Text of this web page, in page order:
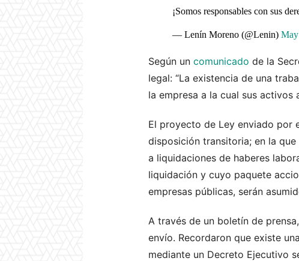
¡Somos responsables con sus
— Lenín Moreno (@Lenin) May
Según un comunicado de la
legal: “La existencia de una
la empresa a la cual sus activos
El proyecto de Ley enviado por
disposición transitoria; en la
a liquidaciones de haberes
liquidación y cuyo paquete
empresas públicas, serán
A través de un boletín de
envío. Recordaron que existe
mediante un Decreto Ejecutivo